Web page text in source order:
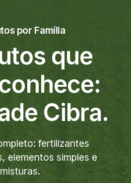
por Família
que
Cibra.
fertilizantes
elementos simples e
misturas.